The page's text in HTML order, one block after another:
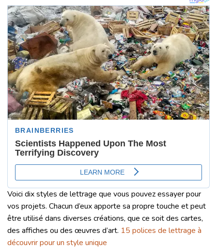
Voici dix styles de lettrage que vous pouvez essayer pour
vos projets. Chacun d’eux apporte sa propre touche et peut
être utilisé dans diverses créations, que ce soit des cartes,
des affiches ou des œuvres d’art. 15 polices de lettrage à
découvrir pour un style unique